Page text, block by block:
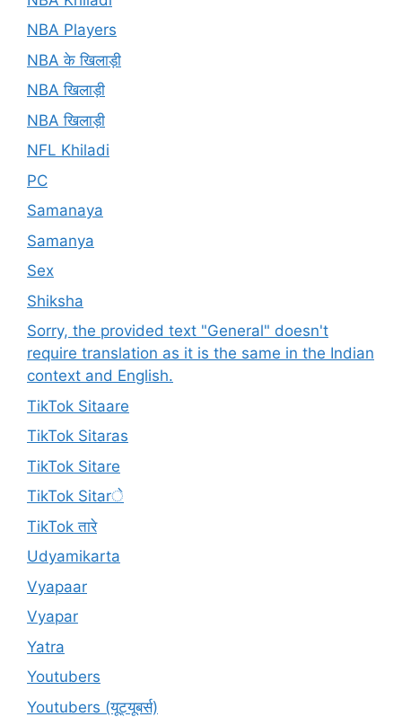
NBA Players
NBA के खिलाड़ी
NBA खिलाड़ी
NBA खिलाड़ी
NFL Khiladi
PC
Samanaya
Samanya
Sex
Shiksha
Sorry, the provided text "General" doesn't
require translation as it is the same in the Indian
context and English.
TikTok Sitaare
TikTok Sitaras
TikTok Sitare
TikTok Sitarे
TikTok तारे
Udyamikarta
Vyapaar
Vyapar
Yatra
Youtubers
Youtubers (यूट्यूबर्स)